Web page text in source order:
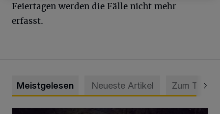
Feiertagen werden die Fälle nicht mehr
erfasst.
Meistgelesen Neueste Artikel Zum Thema